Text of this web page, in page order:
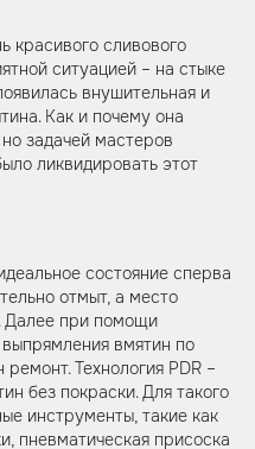
красивого сливового
ситуацией – на стыке
внушительная и
Как и почему она
задачей мастеров
ликвидировать этот
состояние сперва
отмыт, а место
Далее при помощи
вмятин по
Технология PDR –
без покраски. Для такого
инструменты, такие как
пневматическая присоска